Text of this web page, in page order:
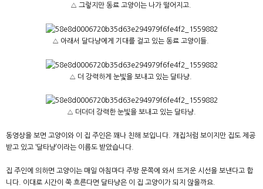
△ 그렇지만 동료 고양이는 나가 떨어지고.
△ 아래서 달다냥에게 기대를 걸고 있는 동료 고양이들.
△ 더 강력하게 눈빛을 보내고 있는 달타냥.
△ 더더더 강력한 눈빛을 보내고 있는 달타냥.
동영상을 보면 고양이와 이 집 주인은 꽤나 친해 보입니다. 개집처럼 보이지만 집도 제공
받고 있고 ‘달타냥’이라는 이름도 받았습니다.
집 주인에 의하면 고양이는 매일 아침마다 주방 문쪽에 와서 뜨거운 시선을 보낸다고 합
니다. 이대로 시간이 쭉 흐른다면 달타냥은 이 집 고양이가 되지 않을까요.